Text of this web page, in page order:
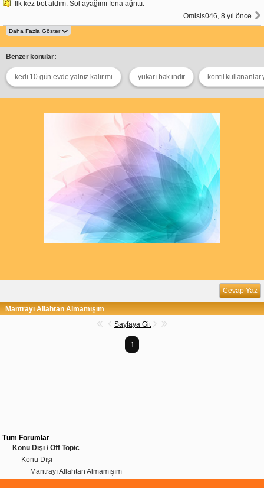
İlk kez bot aldım. Sol ayağımı fena ağrıttı.
Omisis046, 8 yıl önce
Benzer konular:
kedi 10 gün evde yalnız kalır mi yukarı bak indir kontil kullananlar
Cevap Yaz
Mantrayı Allahtan Almamışım
Sayfaya Git
1
Tüm Forumlar
Konu Dışı / Off Topic
Konu Dışı
Mantrayı Allahtan Almamışım